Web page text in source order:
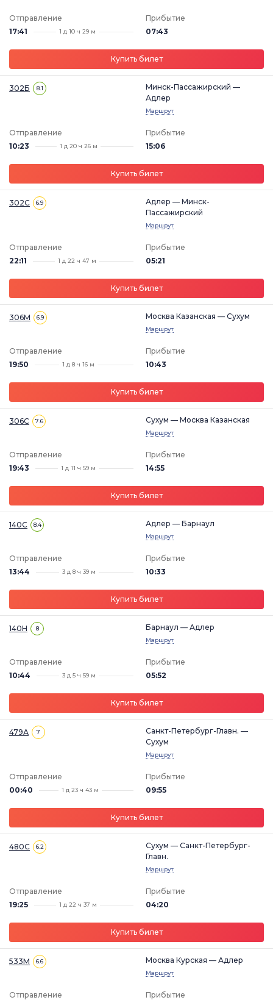
Отправление
17:41
1 д 10 ч 29 м
Прибытие
07:43
Купить билет
302Б 8.1
Минск-Пассажирский —
Адлер
Маршрут
Отправление
10:23
1 д 20 ч 26 м
Прибытие
15:06
Купить билет
302С 6.9
Адлер — Минск-
Пассажирский
Маршрут
Отправление
22:11
1 д 22 ч 47 м
Прибытие
05:21
Купить билет
306М 6.9 Москва Казанская — Сухум
Маршрут
Отправление
19:50
1 д 8 ч 16 м
Прибытие
10:43
Купить билет
306С 7.6 Сухум — Москва Казанская
Маршрут
Отправление
19:43
1 д 11 ч 59 м
Прибытие
14:55
Купить билет
140С 8.4 Адлер — Барнаул
Маршрут
Отправление
13:44
3 д 8 ч 39 м
Прибытие
10:33
Купить билет
140Н 8 Барнаул — Адлер
Маршрут
Отправление
10:44
3 д 5 ч 59 м
Прибытие
05:52
Купить билет
479А 7
Санкт-Петербург-Главн. —
Сухум
Маршрут
Отправление
00:40
1 д 23 ч 43 м
Прибытие
09:55
Купить билет
480С 6.2
Сухум — Санкт-Петербург-
Главн.
Маршрут
Отправление
19:25
1 д 22 ч 37 м
Прибытие
04:20
Купить билет
533М 6.6 Москва Курская — Адлер
Маршрут
Отправление
Прибытие